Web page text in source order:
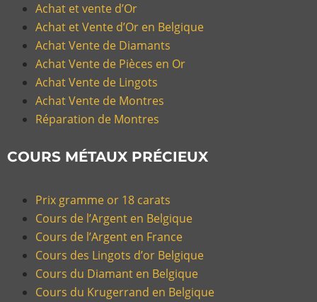
Achat et vente d’Or
Achat et Vente d’Or en Belgique
Achat Vente de Diamants
Achat Vente de Pièces en Or
Achat Vente de Lingots
Achat Vente de Montres
Réparation de Montres
COURS MÉTAUX PRÉCIEUX
Prix gramme or 18 carats
Cours de l’Argent en Belgique
Cours de l’Argent en France
Cours des Lingots d’or Belgique
Cours du Diamant en Belgique
Cours du Krugerrand en Belgique